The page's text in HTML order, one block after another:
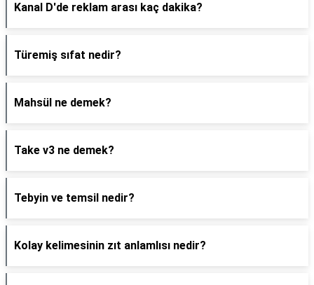
Kanal D'de reklam arası kaç dakika?
Türemiş sıfat nedir?
Mahsül ne demek?
Take v3 ne demek?
Tebyin ve temsil nedir?
Kolay kelimesinin zıt anlamlısı nedir?